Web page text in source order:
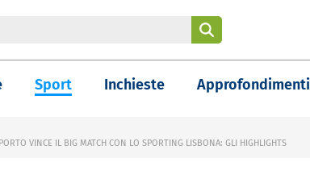
Sport Inchieste Approfondimenti
VINCE IL BIG MATCH CON LO SPORTING LISBONA: GLI HIGHLIGHTS